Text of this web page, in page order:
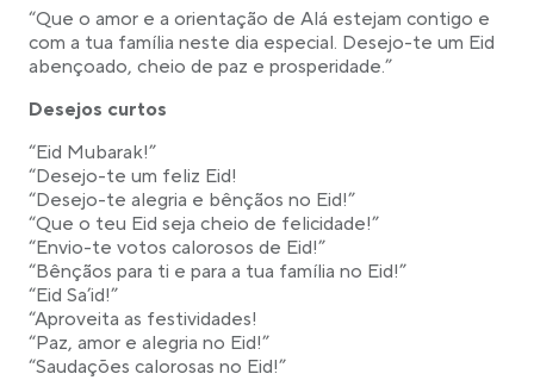
“Que o amor e a orientação de Alá estejam contigo e
com a tua família neste dia especial. Desejo-te um Eid
abençoado, cheio de paz e prosperidade.”
Desejos curtos
“Eid Mubarak!”
“Desejo-te um feliz Eid!
“Desejo-te alegria e bênçãos no Eid!”
“Que o teu Eid seja cheio de felicidade!”
“Envio-te votos calorosos de Eid!”
“Bênçãos para ti e para a tua família no Eid!”
“Eid Sa’id!”
“Aproveita as festividades!
“Paz, amor e alegria no Eid!”
“Saudações calorosas no Eid!”